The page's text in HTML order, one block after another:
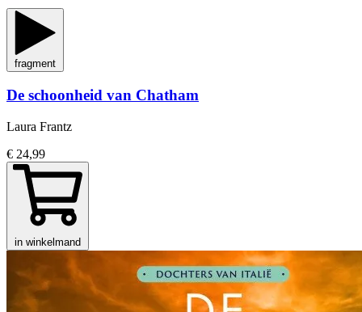
fragment
De schoonheid van Chatham
Laura Frantz
€ 24,99
in winkelmand